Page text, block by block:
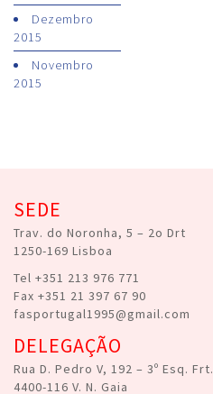
Dezembro
2015
Novembro
2015
SEDE
Trav. do Noronha, 5 – 2o Drt
1250-169 Lisboa
Tel +351 213 976 771
Fax +351 21 397 67 90
fasportugal1995@gmail.com
DELEGAÇÃO
Rua D. Pedro V, 192 – 3º Esq. Frt.
4400-116 V. N. Gaia